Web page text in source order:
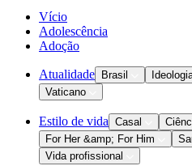
Vício
Adolescência
Adoção
Atualidade Brasil
Vaticano
Estilo de vida Casal
For Her &amp; For Him
Vida profissional